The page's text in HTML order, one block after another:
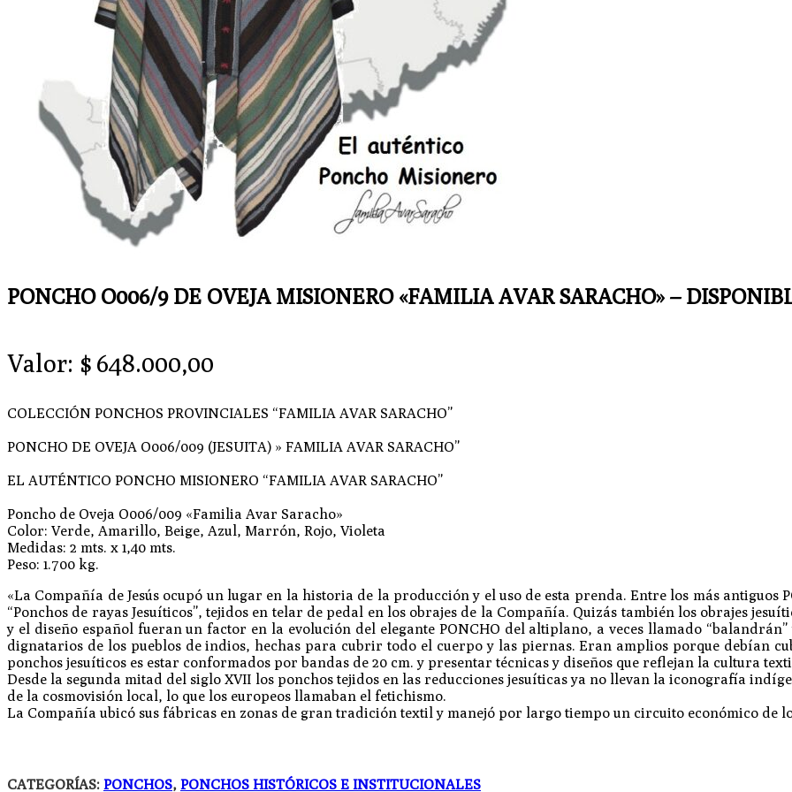
PONCHO O006/9 DE OVEJA MISIONERO «FAMILIA AVAR SARACHO» –
Valor: $ 648.000,00
COLECCIÓN PONCHOS PROVINCIALES “FAMILIA AVAR SARACHO”
PONCHO DE OVEJA O006/009 (JESUITA) » FAMILIA AVAR SARACHO”
EL AUTÉNTICO PONCHO MISIONERO “FAMILIA AVAR SARACHO”
Poncho de Oveja O006/009 «Familia Avar Saracho»
Color: Verde, Amarillo, Beige, Azul, Marrón, Rojo, Violeta
Medidas: 2 mts. x 1,40 mts.
Peso: 1.700 kg.
«La Compañía de Jesús ocupó un lugar en la historia de la producción y el uso de esta prenda. Entre los más antiguos
“Ponchos de rayas Jesuíticos”, tejidos en telar de pedal en los obrajes de la Compañía. Quizás también los obrajes
y el diseño español fueran un factor en la evolución del elegante PONCHO del altiplano, a veces llamado
dignatarios de los pueblos de indios, hechas para cubrir todo el cuerpo y las piernas. Eran amplios porque debían
ponchos jesuíticos es estar conformados por bandas de 20 cm. y presentar técnicas y diseños que reflejan la cultura
Desde la segunda mitad del siglo XVII los ponchos tejidos en las reducciones jesuíticas ya no llevan la iconografía
de la cosmovisión local, lo que los europeos llamaban el fetichismo.
La Compañía ubicó sus fábricas en zonas de gran tradición textil y manejó por largo tiempo un circuito económico de
CATEGORÍAS: PONCHOS, PONCHOS HISTÓRICOS E INSTITUCIONALES